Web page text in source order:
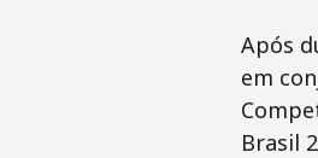
Após
em
Brasil